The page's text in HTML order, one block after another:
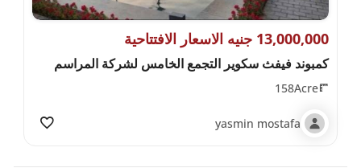
13,000,000 جنيه الاسعار الافتتاحية
كمبوند فيفث سكوير التجمع الخامس لشركة المراسم
158Acre
yasmin mostafa